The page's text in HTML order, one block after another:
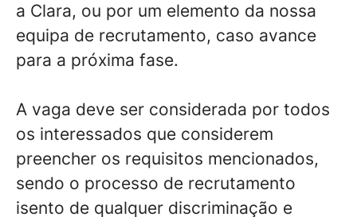
a Clara, ou por um elemento da nossa
equipa de recrutamento, caso avance
para a próxima fase.
A vaga deve ser considerada por todos
os interessados que considerem
preencher os requisitos mencionados,
sendo o processo de recrutamento
isento de qualquer discriminação e